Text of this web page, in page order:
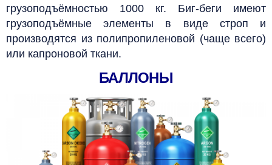
грузоподъёмностью 1000 кг. Биг-беги имеют
грузоподъёмные элементы в виде строп и
производятся из полипропиленовой (чаще всего)
или капроновой ткани.
БАЛЛОНЫ